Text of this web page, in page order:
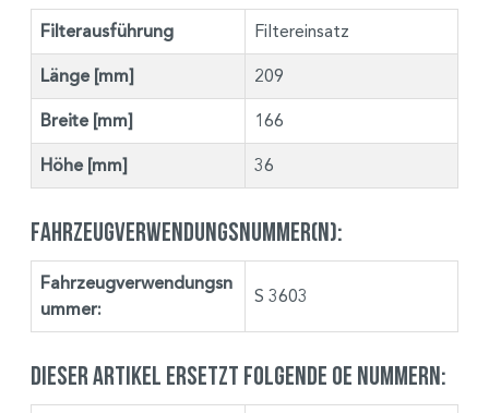
Filterausführung Filtereinsatz
Länge [mm] 209
Breite [mm] 166
Höhe [mm] 36
Fahrzeugverwendungsnummer(n):
Fahrzeugverwendungsn
ummer:
S 3603
Dieser Artikel ersetzt folgende OE Nummern: